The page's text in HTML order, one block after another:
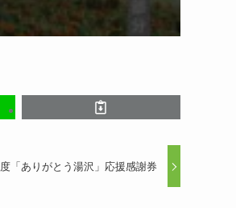
「ありがとう湯沢」応援感謝券